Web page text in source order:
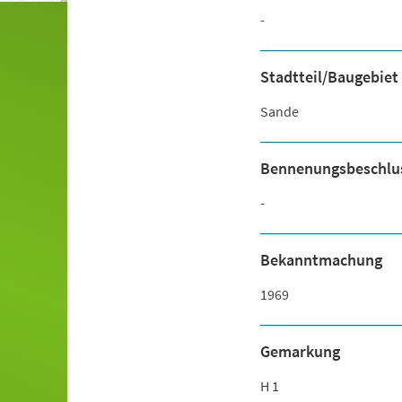
-
Stadtteil/Baugebiet
Sande
-
Bekanntmachung
1969
Gemarkung
H 1